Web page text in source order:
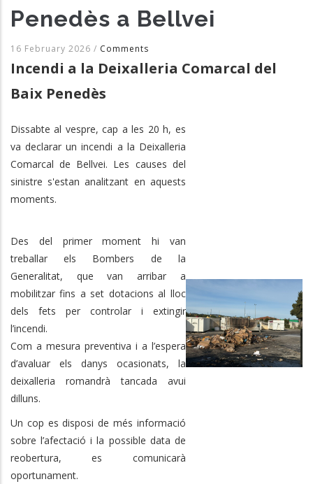
Penedès a Bellvei
16 February 2026 / Comments
Incendi a la Deixalleria Comarcal del
Baix Penedès
Dissabte al vespre, cap a les 20 h, es
va declarar un incendi a la Deixalleria
Comarcal de Bellvei. Les causes del
sinistre s'estan analitzant en aquests
moments.
Des del primer moment hi van
treballar els Bombers de la
Generalitat, que van arribar a
mobilitzar fins a set dotacions al lloc
dels fets per controlar i extingir
l’incendi.
Com a mesura preventiva i a l’espera
d’avaluar els danys ocasionats, la
deixalleria romandrà tancada avui
dilluns.
Un cop es disposi de més informació
sobre l’afectació i la possible data de
reobertura, es comunicarà
oportunament.